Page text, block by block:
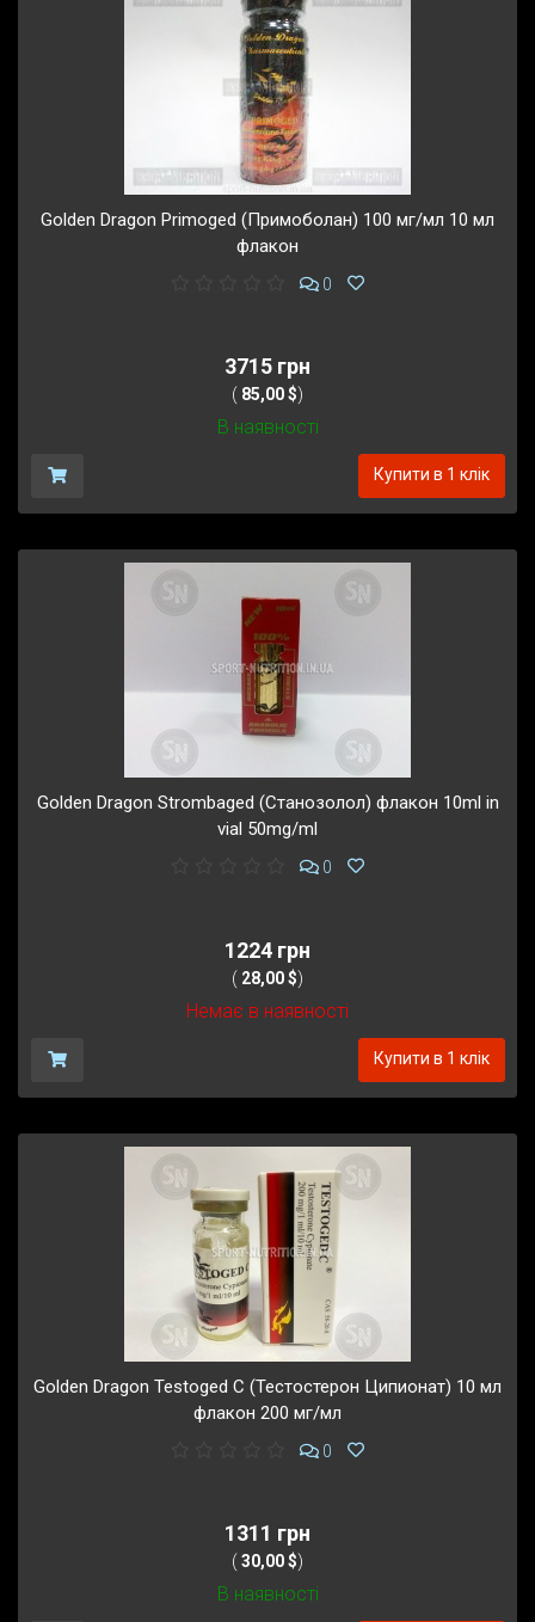
Golden Dragon Primoged (Примоболан) 100 мг/мл 10 мл
флакон
0
3715 грн
( 85,00 $)
В наявності
Купити в 1 клік
Golden Dragon Strombaged (Станозолол) флакон 10ml in
vial 50mg/ml
0
1224 грн
( 28,00 $)
Немає в наявності
Купити в 1 клік
Golden Dragon Testoged C (Тестостерон Ципионат) 10 мл
флакон 200 мг/мл
0
1311 грн
( 30,00 $)
В наявності